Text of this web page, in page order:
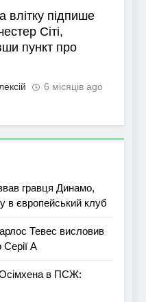
влітку підпише
Сіті,
пункт про
6 місяців ago
гравця Динамо,
в європейський клуб
Тевес висловив
А
Осімхена в ПСЖ: